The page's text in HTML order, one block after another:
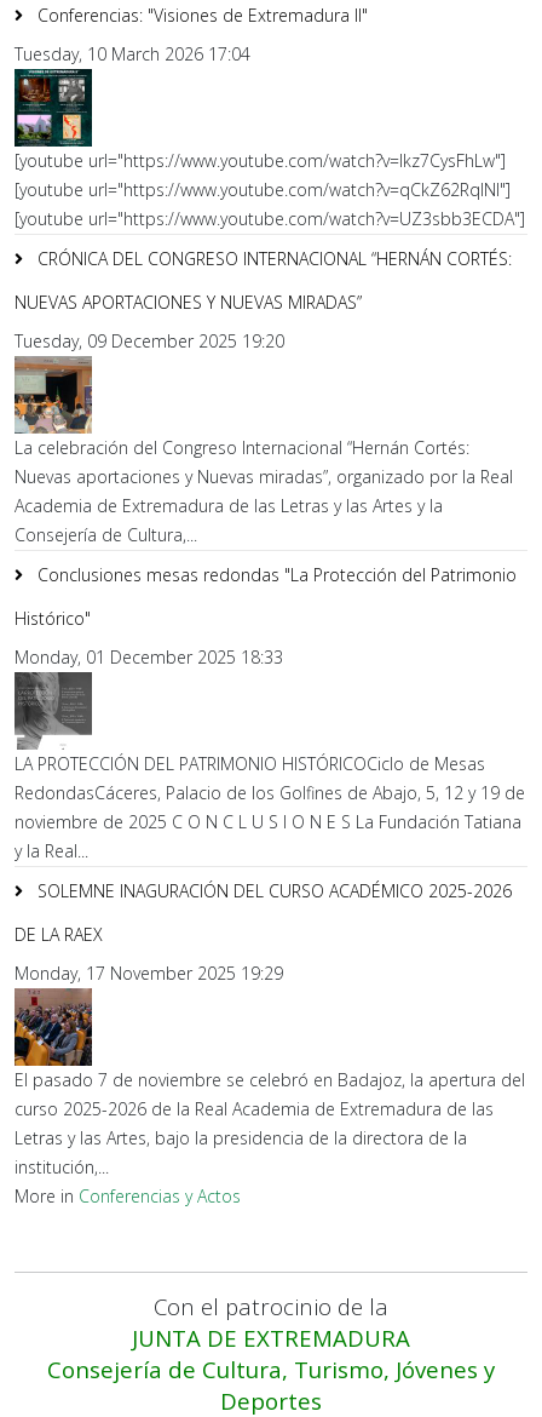
Conferencias: "Visiones de Extremadura II"
Tuesday, 10 March 2026 17:04
[youtube url="https://www.youtube.com/watch?v=lkz7CysFhLw"]
[youtube url="https://www.youtube.com/watch?v=qCkZ62RqlNI"]
[youtube url="https://www.youtube.com/watch?v=UZ3sbb3ECDA"]
CRÓNICA DEL CONGRESO INTERNACIONAL “HERNÁN CORTÉS:
NUEVAS APORTACIONES Y NUEVAS MIRADAS”
Tuesday, 09 December 2025 19:20
La celebración del Congreso Internacional “Hernán Cortés:
Nuevas aportaciones y Nuevas miradas”, organizado por la Real
Academia de Extremadura de las Letras y las Artes y la
Consejería de Cultura,...
Conclusiones mesas redondas "La Protección del Patrimonio
Histórico"
Monday, 01 December 2025 18:33
LA PROTECCIÓN DEL PATRIMONIO HISTÓRICOCiclo de Mesas
RedondasCáceres, Palacio de los Golfines de Abajo, 5, 12 y 19 de
noviembre de 2025 C O N C L U S I O N E S La Fundación Tatiana
y la Real...
SOLEMNE INAGURACIÓN DEL CURSO ACADÉMICO 2025-2026
DE LA RAEX
Monday, 17 November 2025 19:29
El pasado 7 de noviembre se celebró en Badajoz, la apertura del
curso 2025-2026 de la Real Academia de Extremadura de las
Letras y las Artes, bajo la presidencia de la directora de la
institución,...
More in Conferencias y Actos
Con el patrocinio de la
JUNTA DE EXTREMADURA
Consejería de Cultura, Turismo, Jóvenes y
Deportes